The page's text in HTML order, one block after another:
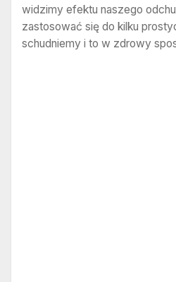
widzimy efektu naszego
zastosować się do kilku
schudniemy i to w zdrowy